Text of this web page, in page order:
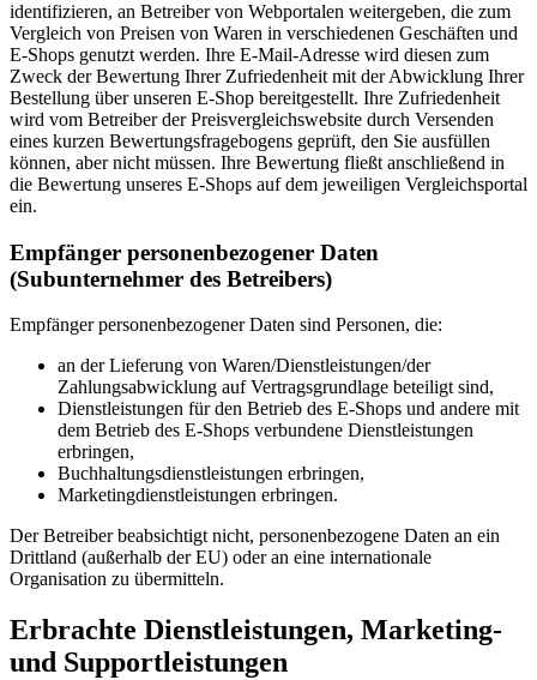
identifizieren, an Betreiber von Webportalen weitergeben, die zum
Vergleich von Preisen von Waren in verschiedenen Geschäften und
E-Shops genutzt werden. Ihre E-Mail-Adresse wird diesen zum
Zweck der Bewertung Ihrer Zufriedenheit mit der Abwicklung Ihrer
Bestellung über unseren E-Shop bereitgestellt. Ihre Zufriedenheit
wird vom Betreiber der Preisvergleichswebsite durch Versenden
eines kurzen Bewertungsfragebogens geprüft, den Sie ausfüllen
können, aber nicht müssen. Ihre Bewertung fließt anschließend in
die Bewertung unseres E-Shops auf dem jeweiligen Vergleichsportal
ein.
Empfänger personenbezogener Daten
(Subunternehmer des Betreibers)
Empfänger personenbezogener Daten sind Personen, die:
an der Lieferung von Waren/Dienstleistungen/der
Zahlungsabwicklung auf Vertragsgrundlage beteiligt sind,
Dienstleistungen für den Betrieb des E-Shops und andere mit
dem Betrieb des E-Shops verbundene Dienstleistungen
erbringen,
Buchhaltungsdienstleistungen erbringen,
Marketingdienstleistungen erbringen.
Der Betreiber beabsichtigt nicht, personenbezogene Daten an ein
Drittland (außerhalb der EU) oder an eine internationale
Organisation zu übermitteln.
Erbrachte Dienstleistungen, Marketing-
und Supportleistungen